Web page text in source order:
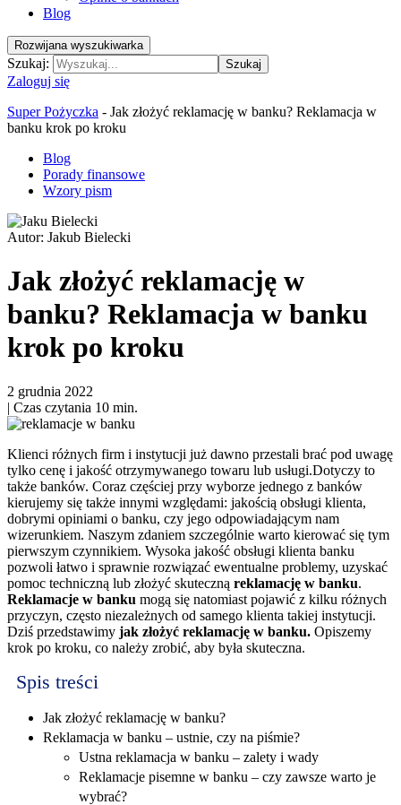
Blog
Rozwijana wyszukiwarka
Szukaj: Szukaj
Zaloguj się
Super Pożyczka - Jak złożyć reklamację w banku? Reklamacja w
banku krok po kroku
Blog
Porady finansowe
Wzory pism
Autor: Jakub Bielecki
Jak złożyć reklamację w
banku? Reklamacja w banku
krok po kroku
2 grudnia 2022
| Czas czytania 10 min.
Klienci różnych firm i instytucji już dawno przestali brać pod uwagę
tylko cenę i jakość otrzymywanego towaru lub usługi.Dotyczy to
także banków. Coraz częściej przy wyborze jednego z banków
kierujemy się także innymi względami: jakością obsługi klienta,
dobrymi opiniami o banku, czy jego odpowiadającym nam
wizerunkiem. Naszym zdaniem szczególnie warto kierować się tym
pierwszym czynnikiem. Wysoka jakość obsługi klienta banku
pozwoli łatwo i sprawnie rozwiązać ewentualne problemy, uzyskać
pomoc techniczną lub złożyć skuteczną reklamację w banku.
Reklamacje w banku mogą się natomiast pojawić z kilku różnych
przyczyn, często niezależnych od samego klienta takiej instytucji.
Dziś przedstawimy jak złożyć reklamację w banku. Opiszemy
krok po kroku, co należy zrobić, aby była skuteczna.
Spis treści
Jak złożyć reklamację w banku?
Reklamacja w banku – ustnie, czy na piśmie?
Ustna reklamacja w banku – zalety i wady
Reklamacje pisemne w banku – czy zawsze warto je
wybrać?